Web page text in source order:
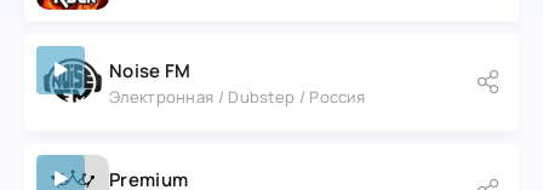
Noise FM
Электронная / Dubstep / Россия
Premium